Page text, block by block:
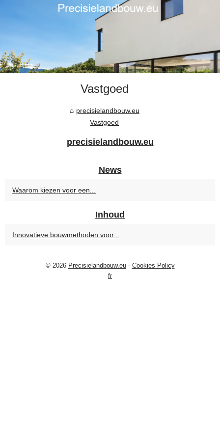
Vastgoed
precisielandbouw.eu
Vastgoed
precisielandbouw.eu
News
Waarom kiezen voor een...
Inhoud
Innovatieve bouwmethoden voor...
© 2026 Precisielandbouw.eu- Cookies Policy
fr